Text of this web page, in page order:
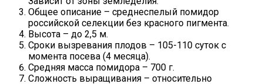
Общее описание – среднеспелый помидор
российской селекции без красного пигмента.
Высота – до 2,5 м.
Сроки вызревания плодов – 105-110 суток с
момента посева (4 месяца).
Средняя масса помидора – 700 г.
Сложность выращивания – относительно